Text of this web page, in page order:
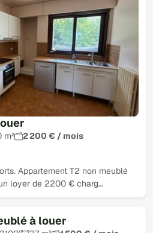
m²
2 200 € / mois
Appartement T2 non meublé
loyer de 2200 € charg…
à louer